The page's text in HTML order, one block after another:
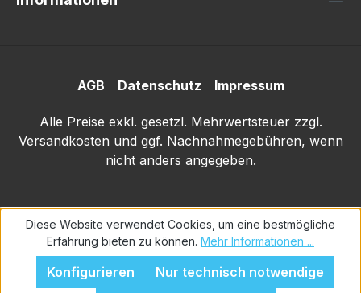
AGB Datenschutz Impressum
Alle Preise exkl. gesetzl. Mehrwertsteuer zzgl.
Versandkosten und ggf. Nachnahmegebühren, wenn
nicht anders angegeben.
Diese Website verwendet Cookies, um eine bestmögliche
Erfahrung bieten zu können. Mehr Informationen ...
Nur technisch notwendige
Konfigurieren